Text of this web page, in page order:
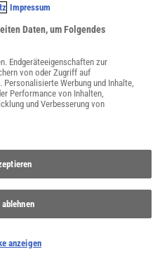
60 Prozent gesunken.
Impressum
Daten, um Folgendes
Endgeräteeigenschaften zur
von oder Zugriff auf
Werbung und Inhalte,
Performance von Inhalten,
und Verbesserung von
anzeigen